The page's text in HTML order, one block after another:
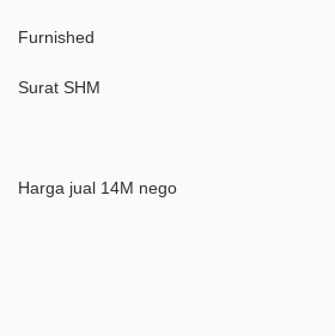
Furnished
Surat SHM
Harga jual 14M nego